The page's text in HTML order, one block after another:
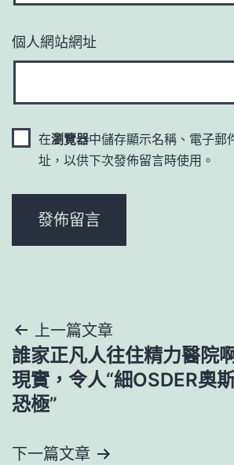
個人網站網址
在瀏覽器中儲存顯示名稱、電子郵
址，以供下次發佈留言時使用。
文
章
導
覽
上一篇文章
誰家正凡人往住精力醫院
現實，令人“細OSDER奧
恐極”
下一篇文章